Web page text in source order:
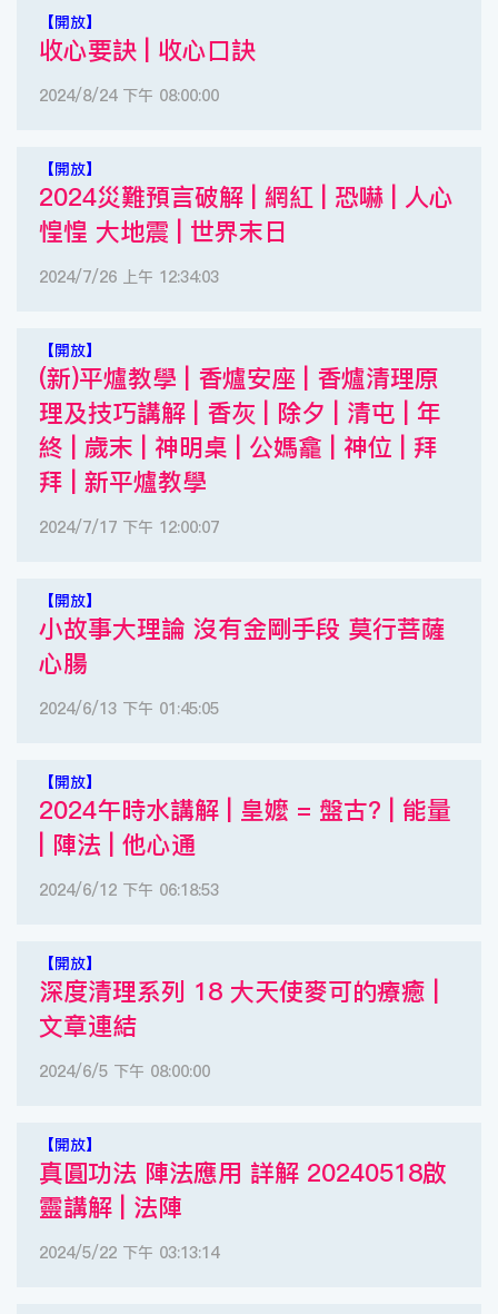
【開放】
收心要訣 | 收心口訣
2024/8/24 下午 08:00:00
【開放】
2024災難預言破解 | 網紅 | 恐嚇 | 人心
惶惶 大地震 | 世界末日
2024/7/26 上午 12:34:03
【開放】
(新)平爐教學 | 香爐安座 | 香爐清理原
理及技巧講解 | 香灰 | 除夕 | 清屯 | 年
終 | 歲末 | 神明桌 | 公媽龕 | 神位 | 拜
拜 | 新平爐教學
2024/7/17 下午 12:00:07
【開放】
小故事大理論 沒有金剛手段 莫行菩薩
心腸
2024/6/13 下午 01:45:05
【開放】
2024午時水講解 | 皇嬤 = 盤古? | 能量
| 陣法 | 他心通
2024/6/12 下午 06:18:53
【開放】
深度清理系列 18 大天使麥可的療癒 |
文章連結
2024/6/5 下午 08:00:00
【開放】
真圓功法 陣法應用 詳解 20240518啟
靈講解 | 法陣
2024/5/22 下午 03:13:14